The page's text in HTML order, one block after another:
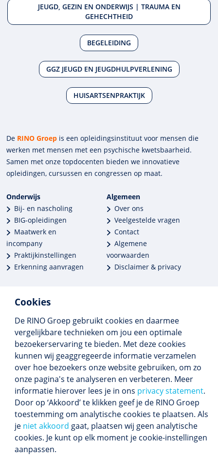
Cookies
De RINO Groep gebruikt cookies en daarmee
vergelijkbare technieken om jou een optimale
bezoekerservaring te bieden. Met deze cookies
kunnen wij geaggregeerde informatie verzamelen
over hoe bezoekers onze website gebruiken, om zo
onze pagina's te analyseren en verbeteren. Meer
informatie hierover lees je in ons privacy statement.
Door op ‘Akkoord’ te klikken geef je de RINO Groep
toestemming om analytische cookies te plaatsen. Als
je niet akkoord gaat, plaatsen wij geen analytische
cookies. Je kunt op elk moment je cookie-instellingen
aanpassen.
JEUGD, GEZIN EN ONDERWIJS | TRAUMA EN
GEHECHTHEID
BEGELEIDING
GGZ JEUGD EN JEUGDHULPVERLENING
HUISARTSENPRAKTIJK
De RINO Groep is een opleidings­insti­tuut voor mensen die
werken met mensen met een psychische kwets­baar­heid.
Samen met onze top­docenten bieden we innova­tieve
opleidingen, cursussen en congres­sen op maat.
Onderwijs
Bij- en nascholing
BIG-opleidingen
Maatwerk en
incompany
Praktijkinstellingen
Erkenning aanvragen
Algemeen
Over ons
Veelgestelde vragen
Contact
Algemene
voorwaarden
Disclaimer & privacy
Meer dan 250 opleidingen
Alle BIG-opleidingen in huis
Cedeo-erkend en CRKBO-geregistreerd
Gemiddelde beoordeling 8,4
Volg ons
Blijf op de hoogte van het (nieuwe) scholings­
aanbod en ons laatste nieuws.